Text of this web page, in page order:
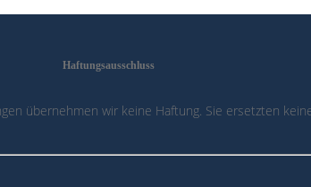
Haftungsausschluss
übernehmen wir keine Haftung. Sie ersetzten